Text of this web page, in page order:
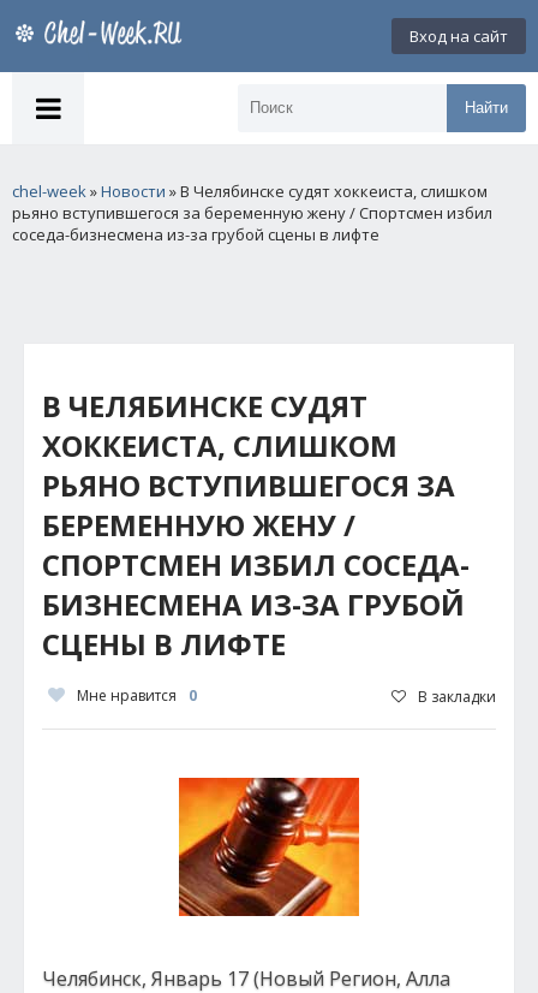
Вход на сайт
Найти
chel-week»Новости » В Челябинске судят хоккеиста, слишком
рьяно вступившегося за беременную жену / Спортсмен избил
соседа-бизнесмена из-за грубой сцены в лифте
В ЧЕЛЯБИНСКЕ СУДЯТ
ХОККЕИСТА, СЛИШКОМ
РЬЯНО ВСТУПИВШЕГОСЯ ЗА
БЕРЕМЕННУЮ ЖЕНУ /
СПОРТСМЕН ИЗБИЛ СОСЕДА-
БИЗНЕСМЕНА ИЗ-ЗА ГРУБОЙ
СЦЕНЫ В ЛИФТЕ
Мне нравится 0 В закладки
Челябинск, Январь 17 (Новый Регион, Алла